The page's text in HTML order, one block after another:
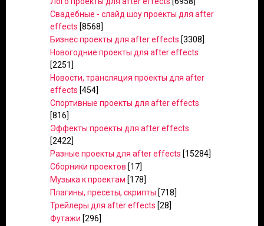
Свадебные - слайд шоу проекты для after
effects [8568]
Бизнес проекты для after effects [3308]
Новогодние проекты для after effects
[2251]
Новости, трансляция проекты для after
effects [454]
Спортивные проекты для after effects
[816]
Эффекты проекты для after effects
[2422]
Разные проекты для after effects [15284]
Сборники проектов [17]
Музыка к проектам [178]
Плагины, пресеты, скрипты [718]
Трейлеры для after effects [28]
Футажи [296]